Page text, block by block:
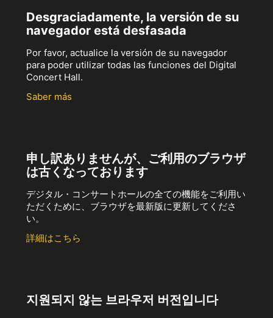
Desgraciadamente, la versión de su
navegador está desfasada
Por favor, actualice la versión de su navegador
para poder utilizar todas las funciones del Digital
Concert Hall.
Saber más
申し訳ありませんが、ご利用のブラウザ
は古くなっております
デジタル・コンサートホールの全ての機能をご利用い
ただくために、ブラウザを最新版に更新してくださ
い。
詳細はこちら
지원되지 않는 브라우저 버전입니다